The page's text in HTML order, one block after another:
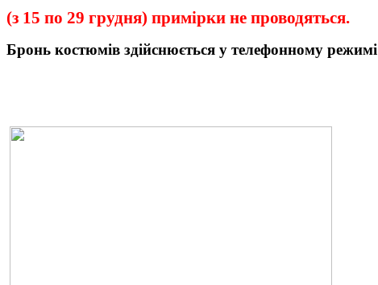
(з 15 по 29 грудня) примірки не проводяться.
Бронь костюмів здійснюється у телефонному режимі